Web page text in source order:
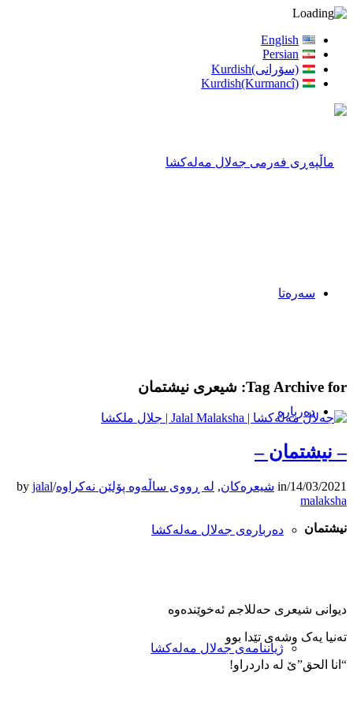
English
Persian
(سۆرانی)Kurdish
Kurdish(Kurmancî)
سەرەتا
دەربارە
دەربارەی جەلال مەلەکشا
ژیاننامەی جەلال مەلەکشا
Tag Archive for: شیعری نیشتمان
– نیشتمان –
14/03/2021
/
in شیعرەکان, لە ڕووی ساڵەوە پۆلێن نەکراوە/
by jalal
malaksha
نیشتمان
دیوانی شیعری حه‌للاجم ئه‌خوێنده‌وه‌
ته‌نیا یه‌ک وشه‌ی تێدا بوو
“انا الحق”ێ له‌ داردراو!